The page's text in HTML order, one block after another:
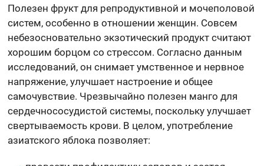
Полезен фрукт для репродуктивной и мочеполовой
систем, особенно в отношении женщин. Совсем
небезосновательно экзотический продукт считают
хорошим борцом со стрессом. Согласно данным
исследований, он снимает умственное и нервное
напряжение, улучшает настроение и общее
самочувствие. Чрезвычайно полезен манго для
сердечнососудистой системы, поскольку улучшает
свертываемость крови. В целом, употребление
азиатского яблока позволяет: